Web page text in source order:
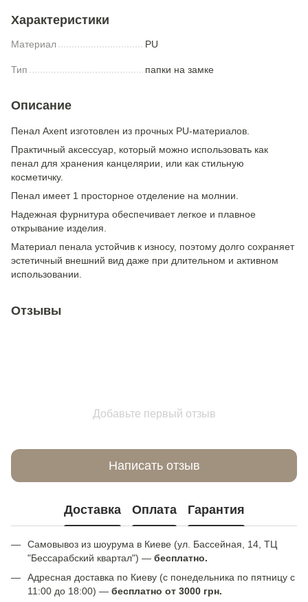
Характеристики
Материал PU
Тип папки на замке
Описание
Пенал Axent изготовлен из прочных PU-материалов.
Практичный аксессуар, который можно использовать как
пенал для хранения канцелярии, или как стильную
косметичку.
Пенал имеет 1 просторное отделение на молнии.
Надежная фурнитура обеспечивает легкое и плавное
открывание изделия.
Материал пенала устойчив к износу, поэтому долго сохраняет
эстетичный внешний вид даже при длительном и активном
использовании.
Отзывы
Добавьте первый отзыв
Написать отзыв
Доставка Оплата Гарантия
Самовывоз из шоурума в Киеве (ул. Бассейная, 14, ТЦ
"Бессарабский квартал") — бесплатно.
Адресная доставка по Киеву (с понедельника по пятницу с
11:00 до 18:00) — бесплатно от 3000 грн.